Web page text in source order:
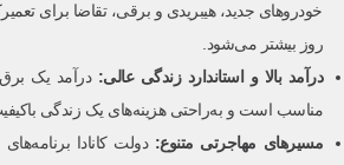
خودروهای جدید، هیبریدی و برقی، تقاضا برای
روز بیشتر می‌شود.
درآمد بالا و استاندارد زندگی عالی: درآمد یک
مناسب است و به‌راحتی هزینه‌های یک زندگی
مسیرهای مهاجرتی متنوع: دولت کانادا